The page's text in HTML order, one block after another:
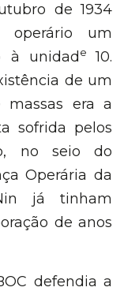
de 1934
operário um
à unidad e 10.
de um
massas era a
sofrida pelos
no seio do
Operária da
já tinham
de anos
defendia a